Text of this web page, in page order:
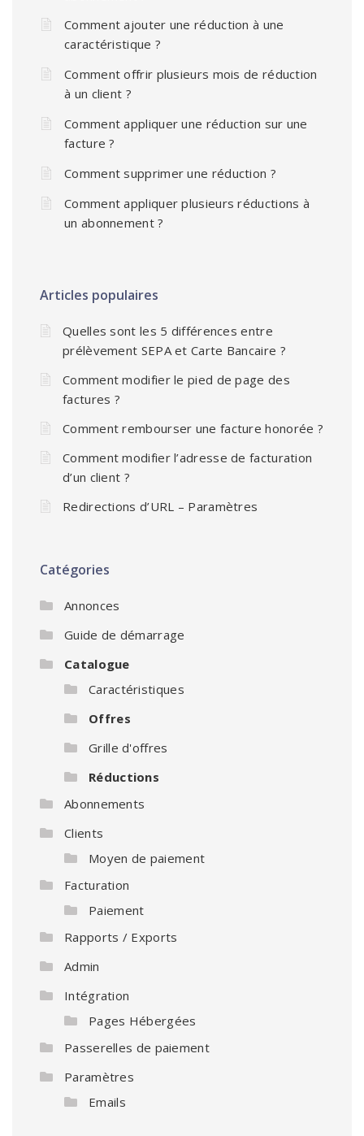
Comment ajouter une réduction à une
caractéristique ?
Comment offrir plusieurs mois de réduction
à un client ?
Comment appliquer une réduction sur une
facture ?
Comment supprimer une réduction ?
Comment appliquer plusieurs réductions à
un abonnement ?
Articles populaires
Quelles sont les 5 différences entre
prélèvement SEPA et Carte Bancaire ?
Comment modifier le pied de page des
factures ?
Comment rembourser une facture honorée ?
Comment modifier l’adresse de facturation
d’un client ?
Redirections d’URL – Paramètres
Catégories
Annonces
Guide de démarrage
Catalogue
Caractéristiques
Offres
Grille d'offres
Réductions
Abonnements
Clients
Moyen de paiement
Facturation
Paiement
Rapports / Exports
Admin
Intégration
Pages Hébergées
Passerelles de paiement
Paramètres
Emails